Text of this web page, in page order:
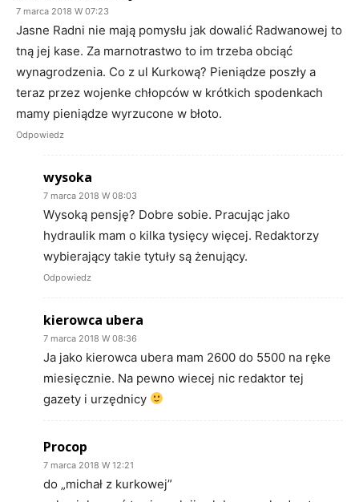
7 marca 2018 W 07:23
Jasne Radni nie mają pomysłu jak dowalić Radwanowej to
tną jej kase. Za marnotrastwo to im trzeba obciąć
wynagrodzenia. Co z ul Kurkową? Pieniądze poszły a
teraz przez wojenke chłopców w krótkich spodenkach
mamy pieniądze wyrzucone w błoto.
Odpowiedz
wysoka
7 marca 2018 W 08:03
Wysoką pensję? Dobre sobie. Pracując jako
hydraulik mam o kilka tysięcy więcej. Redaktorzy
wybierający takie tytuły są żenujący.
Odpowiedz
kierowca ubera
7 marca 2018 W 08:36
Ja jako kierowca ubera mam 2600 do 5500 na ręke
miesięcznie. Na pewno wiecej nic redaktor tej
gazety i urzędnicy
Procop
7 marca 2018 W 12:21
do „michał z kurkowej”